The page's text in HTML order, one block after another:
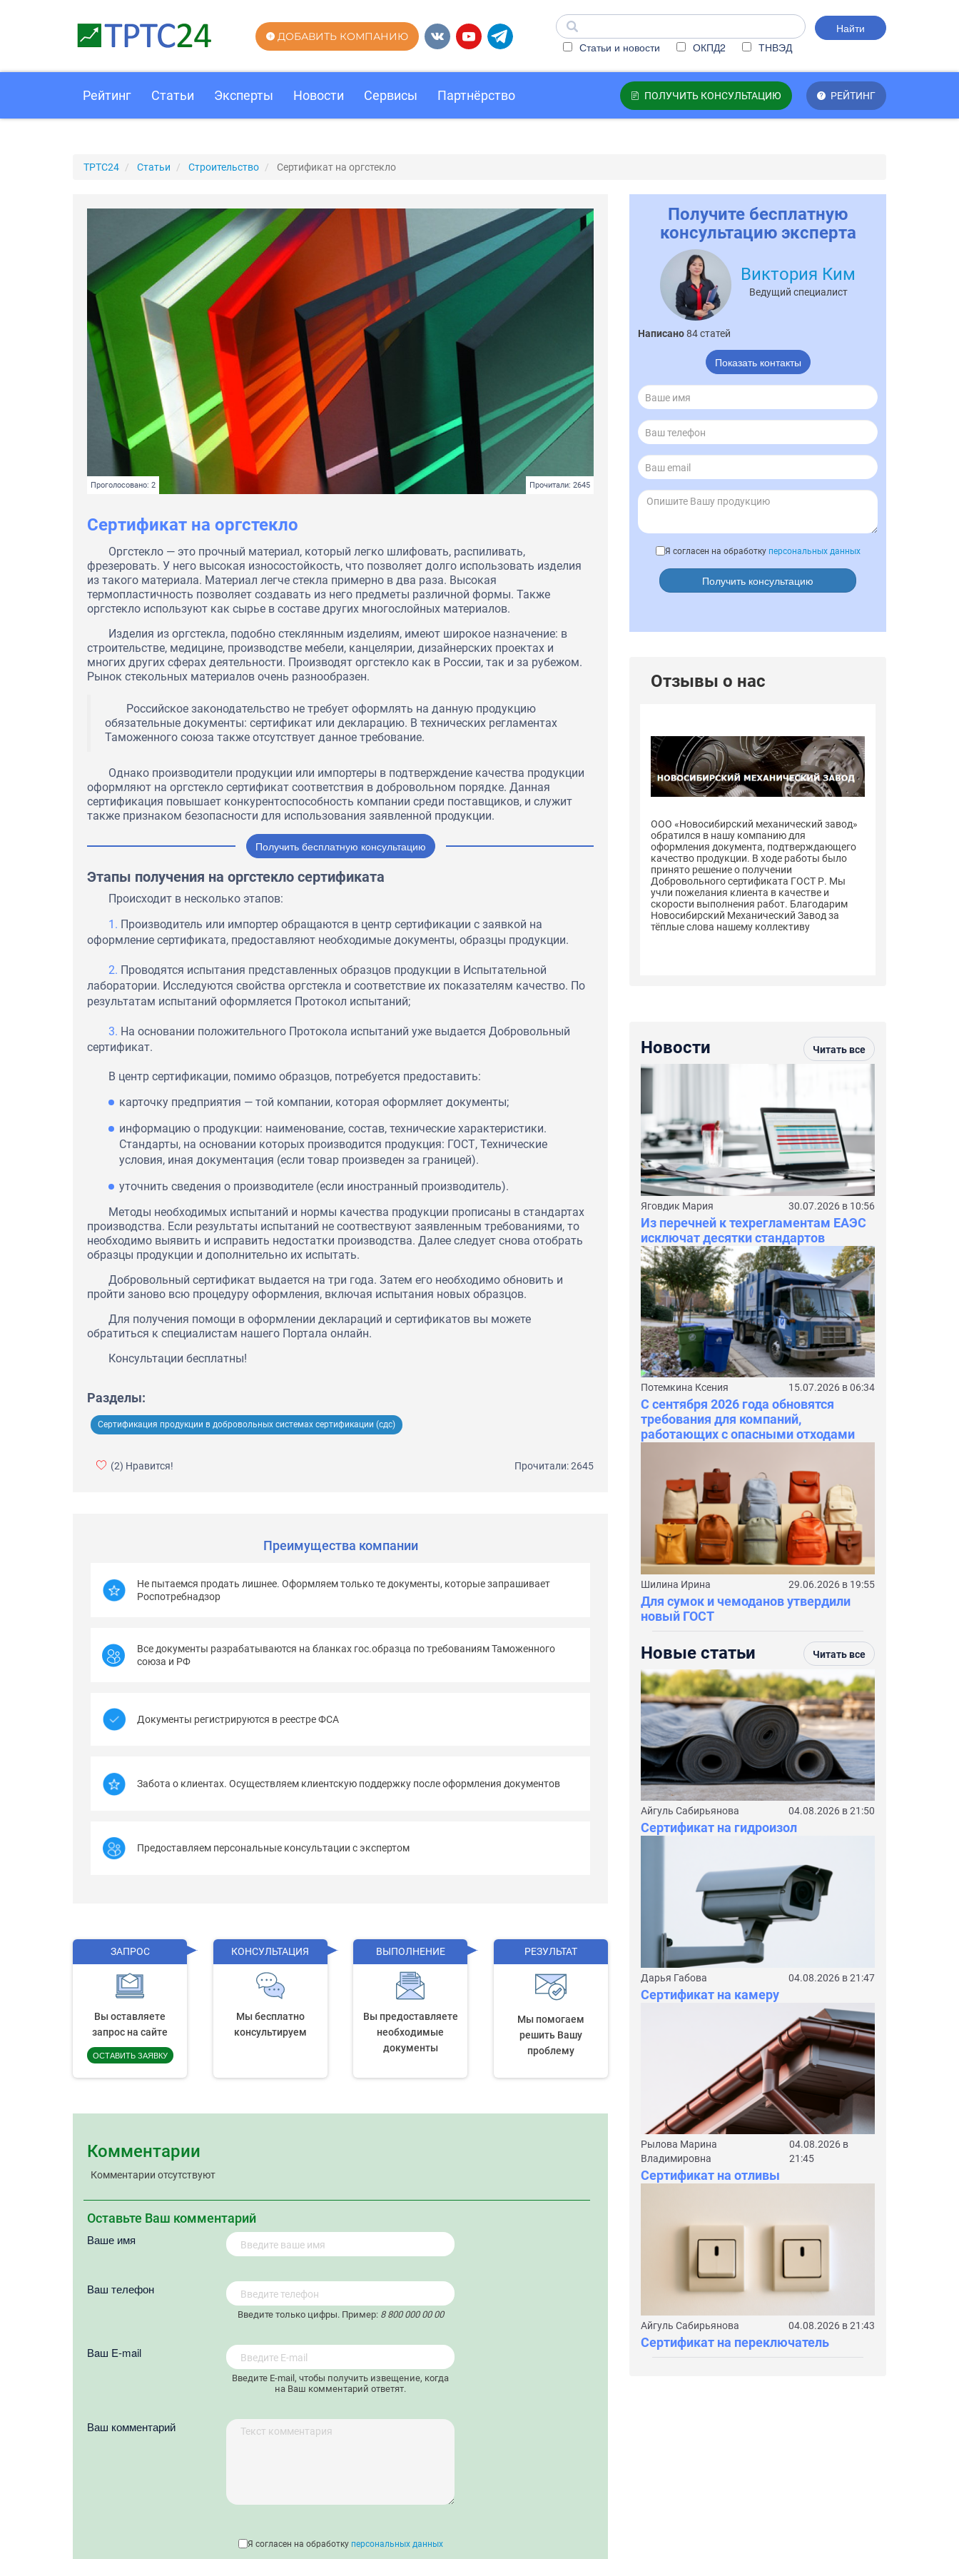
Найти
Статьи и новости
ОКПД2 ТНВЭД
ДОБАВИТЬ КОМПАНИЮ
ПОЛУЧИТЬ КОНСУЛЬТАЦИЮ РЕЙТИНГ
Рейтинг Статьи Эксперты Новости Сервисы Партнёрство
ТРТС24 Статьи Строительство Сертификат на оргстекло
Проголосовано: 2 Прочитали: 2645
Сертификат на оргстекло
Оргстекло — это прочный материал, который легко шлифовать, распиливать,
фрезеровать. У него высокая износостойкость, что позволяет долго использовать изделия
из такого материала. Материал легче стекла примерно в два раза. Высокая
термопластичность позволяет создавать из него предметы различной формы. Также
оргстекло используют как сырье в составе других многослойных материалов.
Изделия из оргстекла, подобно стеклянным изделиям, имеют широкое назначение: в
строительстве, медицине, производстве мебели, канцелярии, дизайнерских проектах и
многих других сферах деятельности. Производят оргстекло как в России, так и за рубежом.
Рынок стекольных материалов очень разнообразен.
Российское законодательство не требует оформлять на данную продукцию
обязательные документы: сертификат или декларацию. В технических регламентах
Таможенного союза также отсутствует данное требование.
Однако производители продукции или импортеры в подтверждение качества продукции
оформляют на оргстекло сертификат соответствия в добровольном порядке. Данная
сертификация повышает конкурентоспособность компании среди поставщиков, и служит
также признаком безопасности для использования заявленной продукции.
Получить бесплатную консультацию
Этапы получения на оргстекло сертификата
Происходит в несколько этапов:
Производитель или импортер обращаются в центр сертификации с заявкой на
оформление сертификата, предоставляют необходимые документы, образцы продукции.
Проводятся испытания представленных образцов продукции в Испытательной
лаборатории. Исследуются свойства оргстекла и соответствие их показателям качество. По
результатам испытаний оформляется Протокол испытаний;
На основании положительного Протокола испытаний уже выдается Добровольный
сертификат.
В центр сертификации, помимо образцов, потребуется предоставить:
карточку предприятия — той компании, которая оформляет документы;
информацию о продукции: наименование, состав, технические характеристики.
Стандарты, на основании которых производится продукция: ГОСТ, Технические
условия, иная документация (если товар произведен за границей).
уточнить сведения о производителе (если иностранный производитель).
Методы необходимых испытаний и нормы качества продукции прописаны в стандартах
производства. Если результаты испытаний не соотвествуют заявленным требованиями, то
необходимо выявить и исправить недостатки производства. Далее следует снова отобрать
образцы продукции и дополнительно их испытать.
Добровольный сертификат выдается на три года. Затем его необходимо обновить и
пройти заново всю процедуру оформления, включая испытания новых образцов.
Для получения помощи в оформлении деклараций и сертификатов вы можете
обратиться к специалистам нашего Портала онлайн.
Консультации бесплатны!
Разделы:
Сертификация продукции в добровольных системах сертификации (сдс)
(2) Нравится! Прочитали: 2645
Преимущества компании
Не пытаемся продать лишнее. Оформляем только те документы, которые запрашивает
Роспотребнадзор
Все документы разрабатываются на бланках гос.образца по требованиям Таможенного
союза и РФ
Документы регистрируются в реестре ФСА
Забота о клиентах. Осуществляем клиентскую поддержку после оформления документов
Предоставляем персональные консультации с экспертом
ЗАПРОС
Вы оставляете
запрос на сайте
ОСТАВИТЬ ЗАЯВКУ
КОНСУЛЬТАЦИЯ
Мы бесплатно
консультируем
ВЫПОЛНЕНИЕ
Вы предоставляете
необходимые
документы
РЕЗУЛЬТАТ
Мы помогаем
решить Вашу
проблему
Комментарии
Комментарии отсутствуют
Оставьте Ваш комментарий
Ваше имя
Вaш телефон
Введите только цифры. Пример: 8 800 000 00 00
Вaш E-mail
Введите E-mail, чтобы получить извещение, когда
на Ваш комментарий ответят.
Ваш комментарий
Я согласен на обработку персональных данных
Получите бесплатную
консультацию эксперта
Виктория Ким
Ведущий специалист
Написано84 статей
Показать контакты
Я согласен на обработку персональных данных
Получить консультацию
Отзывы о нас
ООО «Новосибирский механический завод»
обратился в нашу компанию для
оформления документа, подтверждающего
качество продукции. В ходе работы было
Добровольного сертификата ГОСТ Р. Мы
скорости выполнения работ. Благодарим
тёплые слова нашему коллективу
ООО «Новосибирский механический завод»
обратился в нашу компанию для
оформления документа, подтверждающего
качество продукции. В ходе работы было
тёплые слова нашему коллективу
ООО «Новосибирский механический завод»
обратился в нашу компанию для
оформления документа, подтверждающего
качество продукции. В ходе работы было
принято решение о получении
Добровольного сертификата ГОСТ Р. Мы
учли пожелания клиента в качестве и
скорости выполнения работ. Благодарим
Новосибирский Механический Завод за
тёплые слова нашему коллективу
Новости Читать все
Яговдик Мария 30.07.2026 в 10:56
Из перечней к техрегламентам ЕАЭС
исключат десятки стандартов
Потемкина Ксения 15.07.2026 в 06:34
С сентября 2026 года обновятся
требования для компаний,
работающих с опасными отходами
Шилина Ирина 29.06.2026 в 19:55
Для сумок и чемоданов утвердили
новый ГОСТ
Новые статьи Читать все
Айгуль Сабирьянова 04.08.2026 в 21:50
Сертификат на гидроизол
Дарья Габова 04.08.2026 в 21:47
Сертификат на камеру
Рылова Марина
Владимировна
04.08.2026 в
21:45
Сертификат на отливы
Айгуль Сабирьянова 04.08.2026 в 21:43
Сертификат на переключатель